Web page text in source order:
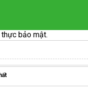
bảo mật.